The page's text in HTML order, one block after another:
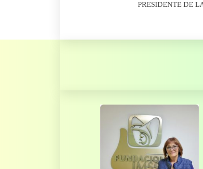
PRESIDENTE DE